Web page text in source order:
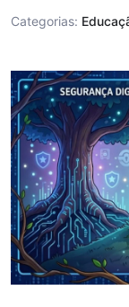
Categorias: